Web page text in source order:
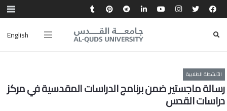
English
الأنشطة الطلابية
رسالة ماجستير ضمن برنامج الدراسات المقدسية في مركز
دراسات القدس